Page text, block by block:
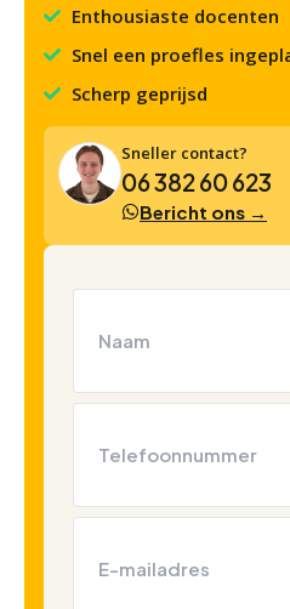
Enthousiaste docenten
Snel een proefles
Scherp geprijsd
Sneller contact?
06 382 60 623
Bericht ons →
Telefoon(Vereist)
E-